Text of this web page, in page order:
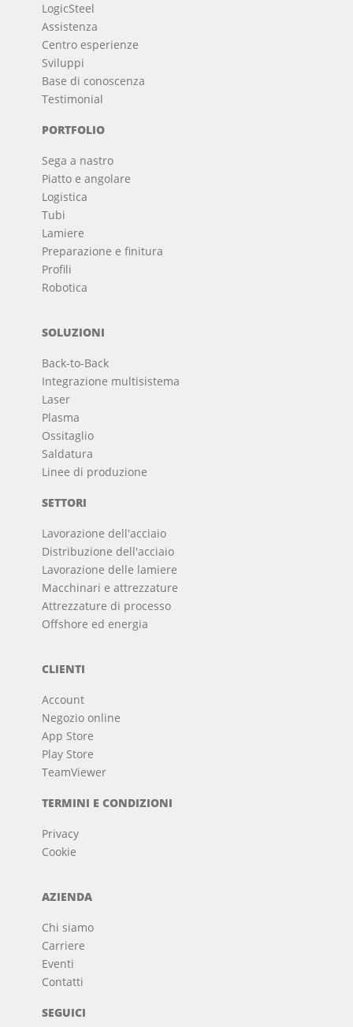
LogicSteel
Assistenza
Centro esperienze
Sviluppi
Base di conoscenza
Testimonial
PORTFOLIO
Sega a nastro
Piatto e angolare
Logistica
Tubi
Lamiere
Preparazione e finitura
Profili
Robotica
SOLUZIONI
Back-to-Back
Integrazione multisistema
Laser
Plasma
Ossitaglio
Saldatura
Linee di produzione
SETTORI
Lavorazione dell'acciaio
Distribuzione dell'acciaio
Lavorazione delle lamiere
Macchinari e attrezzature
Attrezzature di processo
Offshore ed energia
CLIENTI
Account
Negozio online
App Store
Play Store
TeamViewer
TERMINI E CONDIZIONI
Privacy
Cookie
AZIENDA
Chi siamo
Carriere
Eventi
Contatti
SEGUICI